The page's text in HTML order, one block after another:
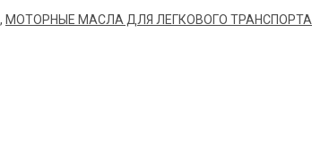
, МОТОРНЫЕ МАСЛА ДЛЯ ЛЕГКОВОГО ТРАНСПОРТА